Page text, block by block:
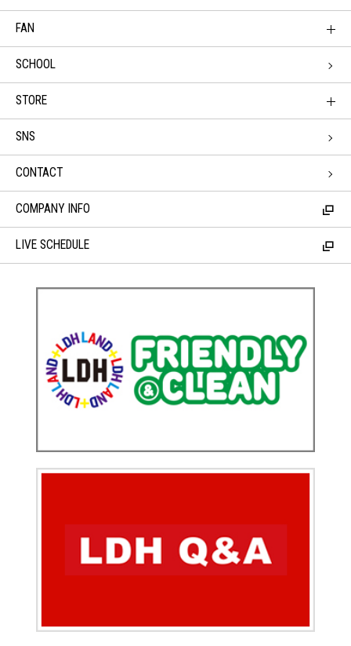
FAN
SCHOOL
STORE
SNS
CONTACT
COMPANY INFO
LIVE SCHEDULE